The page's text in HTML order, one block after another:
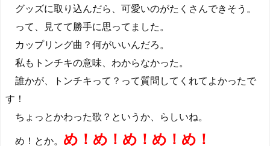
グッズに取り込んだら、可愛いのがたくさんできそう。
って、見てて勝手に思ってました。
カップリング曲？何がいいんだろ。
私もトンチキの意味、わからなかった。
誰かが、トンチキって？って質問してくれてよかったで
す！
ちょっとかわった歌？というか、らしいね。
め！とか。 め！め！め！め！め！